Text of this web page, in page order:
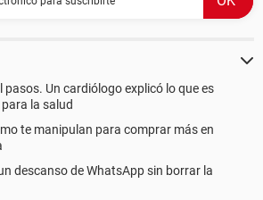
pasos. Un cardiólogo explicó lo que es
la salud
te manipulan para comprar más en
descanso de WhatsApp sin borrar la